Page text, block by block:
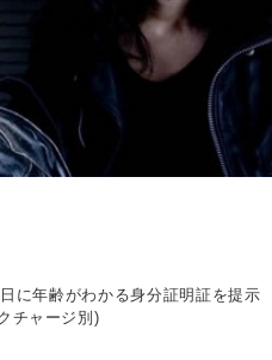
に年齢がわかる身分証明証を提示
チャージ別)